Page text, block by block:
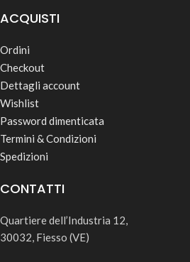
ACQUISTI
Ordini
Checkout
Dettagli account
Wishlist
Password dimenticata
Termini & Condizioni
Spedizioni
CONTATTI
Quartiere dell’Industria 12,
30032, Fiesso (VE)